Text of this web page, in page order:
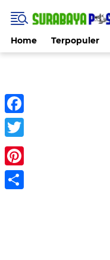
Home Terpopuler
Facebook
Twitter
Pinterest